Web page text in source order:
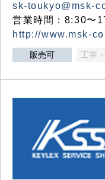
sk-toukyo@msk-
営業時間：8:30〜
http://www.msk-
販売可 工事